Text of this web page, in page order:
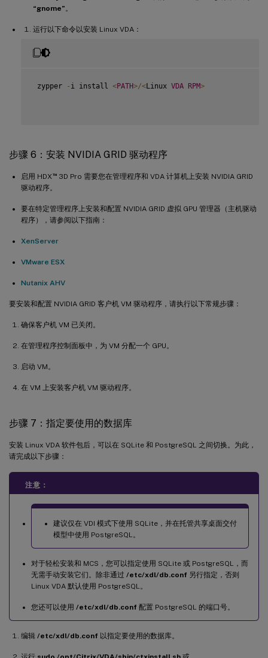
“gnome”。
运行以下命令以安装 Linux VDA：
zypper - i install <PATH>/<Linux VDA RPM>
步骤 6：安装 NVIDIA GRID 驱动程序
启用 HDX™3D Pro 需要您在管理程序和 VDA 计算机上安装 NVIDIA GRID
驱动程序。
要在特定管理程序上安装和配置 NVIDIA GRID 虚拟 GPU 管理器（主机驱动
程序），请参阅以下指南：
XenServer
VMware ESX
Nutanix AHV
要安装和配置 NVIDIA GRID 客户机 VM 驱动程序，请执行以下常规步骤：
确保客户机 VM 已关闭。
在管理程序控制面板中，为 VM 分配一个 GPU。
启动 VM。
在 VM 上安装客户机 VM 驱动程序。
步骤 7：指定要使用的数据库
安装 Linux VDA 软件包后，可以在 SQLite 和 PostgreSQL 之间切换。为此，
请完成以下步骤：
注意：
建议仅在 VDI 模式下使用 SQLite，并在托管共享桌面交付
模型中使用 PostgreSQL。
对于轻松安装和 MCS，您可以指定使用 SQLite 或 PostgreSQL，而
无需手动安装它们。除非通过 /etc/xdl/db.conf 另行指定，否则
Linux VDA 默认使用 PostgreSQL。
您还可以使用 /etc/xdl/db.conf 配置 PostgreSQL 的端口号。
编辑 /etc/xdl/db.conf 以指定要使用的数据库。